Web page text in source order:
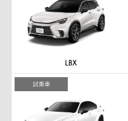
試乗車